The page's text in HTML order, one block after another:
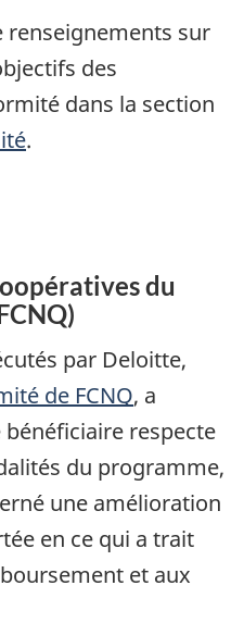
renseignements sur
des
dans la section
.
du
par Deloitte,
de FCNQ, a
respecte
du programme,
une amélioration
en ce qui a trait
et aux